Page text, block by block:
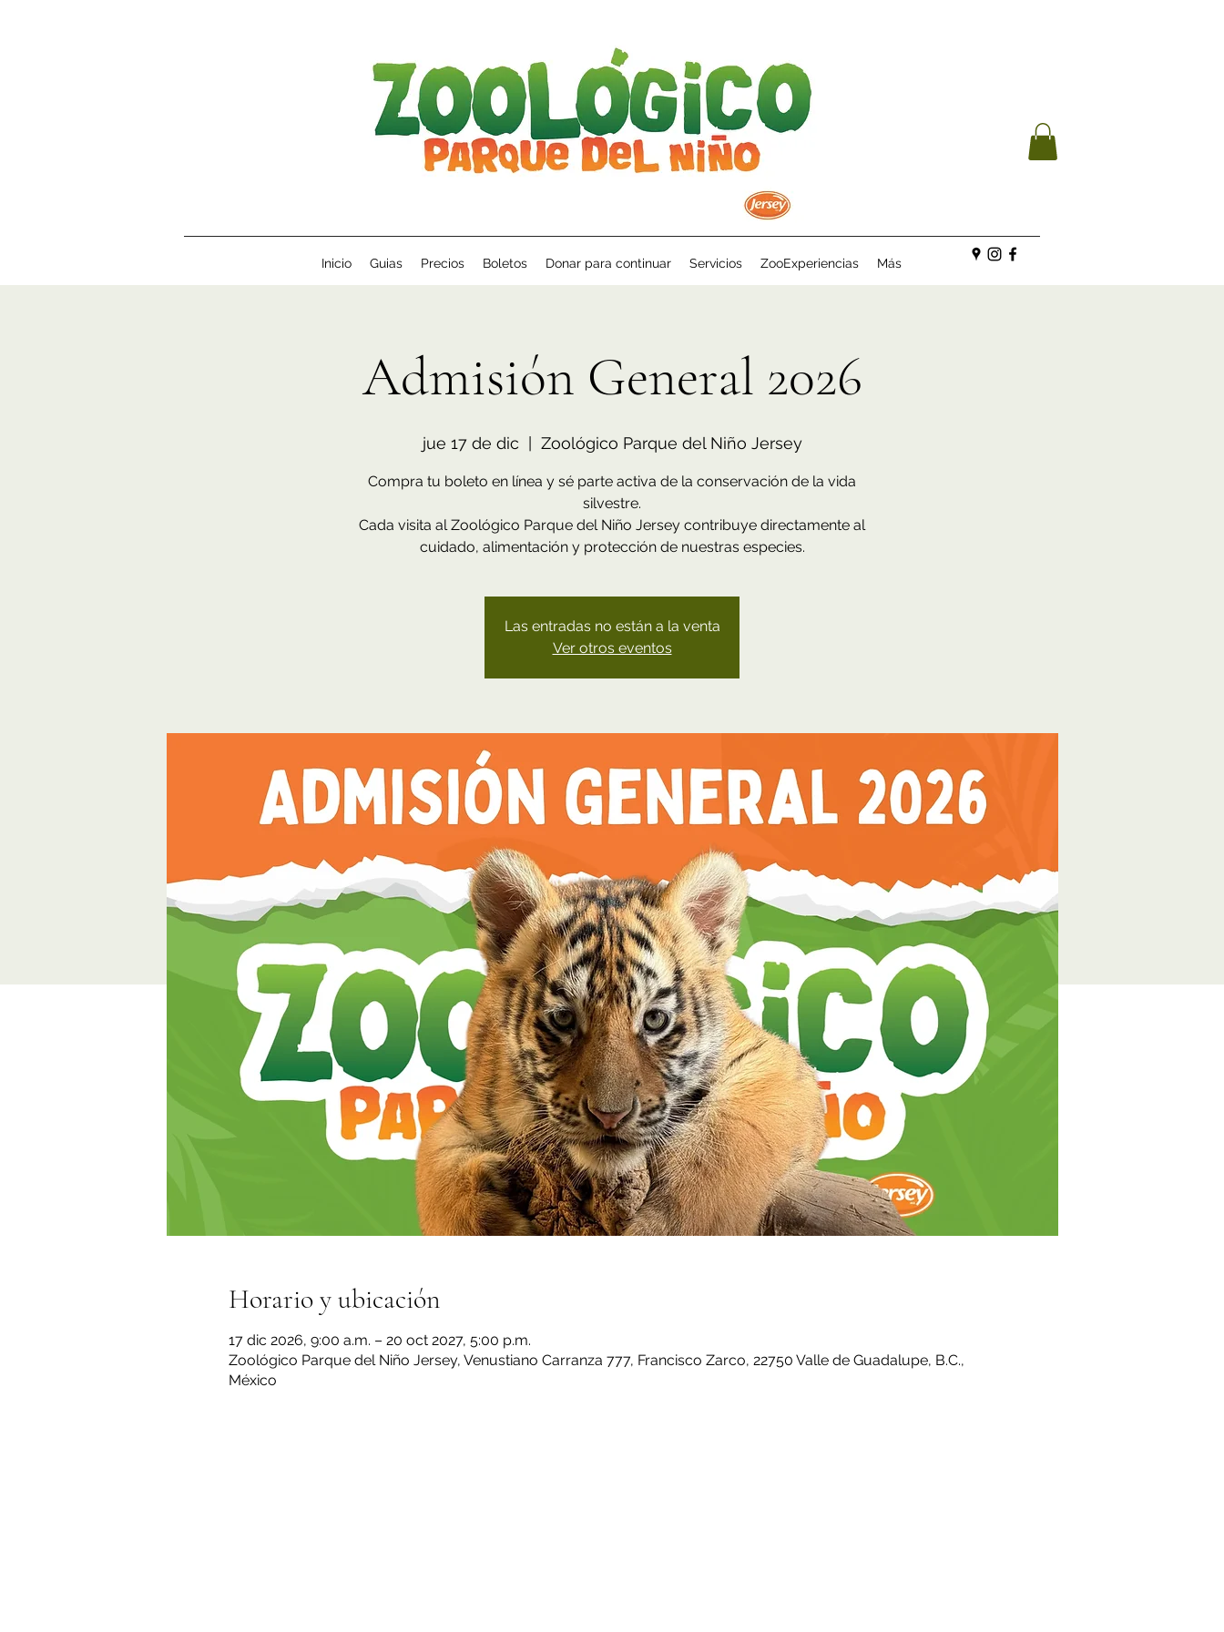
Inicio Guias Precios Boletos Donar para continuar Servicios ZooExperiencias Más
Admisión General 2026
jue 17 de dic Zoológico Parque del Niño Jersey
Compra tu boleto en línea y sé parte activa de la conservación de la vida
silvestre.
Cada visita al Zoológico Parque del Niño Jersey contribuye directamente al
cuidado, alimentación y protección de nuestras especies.
Las entradas no están a la venta
Ver otros eventos
Horario y ubicación
17 dic 2026, 9:00 a.m. – 20 oct 2027, 5:00 p.m.
Zoológico Parque del Niño Jersey, Venustiano Carranza 777, Francisco Zarco, 22750 Valle de Guadalupe, B.C.,
México